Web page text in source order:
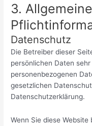
3.
Datenschutz
Die Betreiber dieser
persönlichen Daten
personenbezogenen
gesetzlichen
Datenschutzerklärung.
Wenn Sie diese